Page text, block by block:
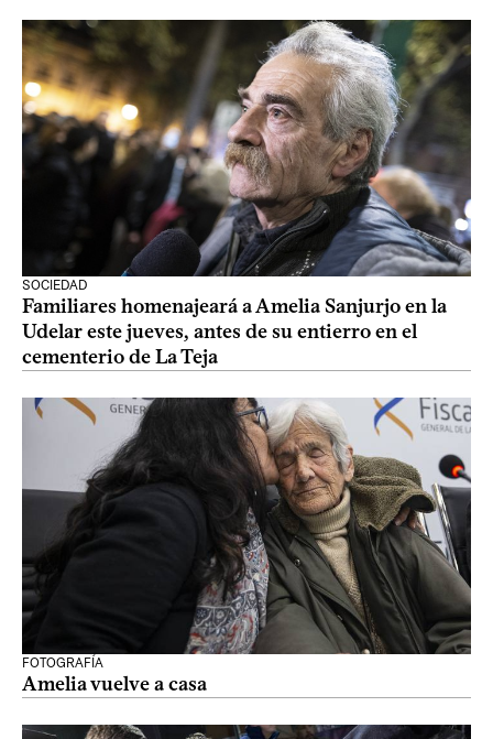
SOCIEDAD
Familiares homenajeará a Amelia Sanjurjo en la
Udelar este jueves, antes de su entierro en el
cementerio de La Teja
FOTOGRAFÍA
Amelia vuelve a casa